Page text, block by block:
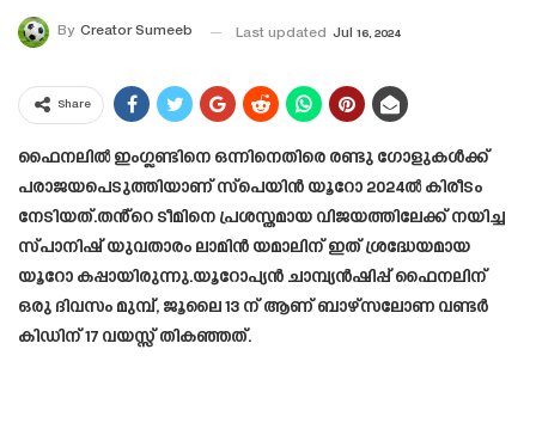
By Creator Sumeeb Last updated Jul 16, 2024
Share
ഫൈനലിൽ ഇംഗ്ലണ്ടിനെ ഒന്നിനെതിരെ രണ്ടു ഗോളുകൾക്ക്
പരാജയപെടുത്തിയാണ് സ്പെയിൻ യൂറോ 2024ൽ കിരീടം
നേടിയത്.തൻ്റെ ടീമിനെ പ്രശസ്തമായ വിജയത്തിലേക്ക് നയിച്ച
സ്പാനിഷ് യുവതാരം ലാമിൻ യമാലിന് ഇത് ശ്രദ്ധേയമായ
യൂറോ കപ്പായിരുന്നു.യൂറോപ്യൻ ചാമ്പ്യൻഷിപ്പ് ഫൈനലിന്
ഒരു ദിവസം മുമ്പ്, ജൂലൈ 13 ന് ആണ് ബാഴ്‌സലോണ വണ്ടർ
കിഡിന് 17 വയസ്സ് തികഞ്ഞത്.